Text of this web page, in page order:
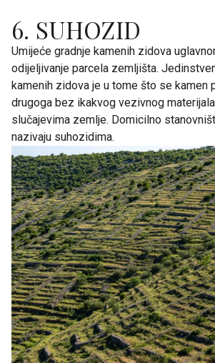
6. SUHOZID
Umijeće gradnje kamenih zidova
odijeljivanje parcela zemljišta.
kamenih zidova je u tome što se kamen
drugoga bez ikakvog vezivnog
slučajevima zemlje. Domicilno
nazivaju suhozidima.